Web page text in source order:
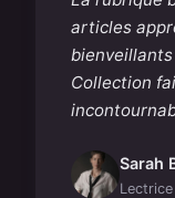
articles
Collection
Sarah